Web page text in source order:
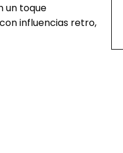
un toque
influencias retro,